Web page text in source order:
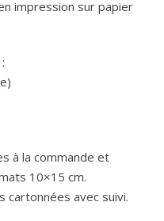
impression sur papier
à la commande et
10×15 cm.
cartonnées avec suivi.